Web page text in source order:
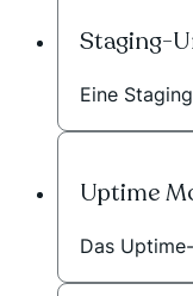
Staging-
Eine
Uptime
Das